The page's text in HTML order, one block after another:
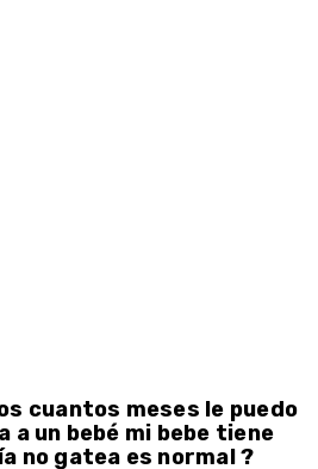
cuantos meses le puedo
a un bebé mi bebe tiene
no gatea es normal ?